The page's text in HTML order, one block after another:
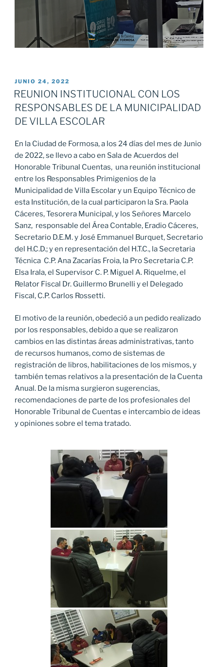
PUBLICADO
EL
JUNIO 24, 2022
REUNION INSTITUCIONAL CON LOS
RESPONSABLES DE LA MUNICIPALIDAD
DE VILLA ESCOLAR
En la Ciudad de Formosa, a los 24 días del mes de Junio
de 2022, se llevo a cabo en Sala de Acuerdos del
Honorable Tribunal Cuentas, una reunión institucional
entre los Responsables Primigenios de la
Municipalidad de Villa Escolar y un Equipo Técnico de
esta Institución, de la cual participaron la Sra. Paola
Cáceres, Tesorera Municipal, y los Señores Marcelo
Sanz, responsable del Área Contable, Eradio Cáceres,
Secretario D.E.M. y José Emmanuel Burquet, Secretario
del H.C.D.; y en representación del H.T.C., la Secretaria
Técnica C.P. Ana Zacarías Froia, la Pro Secretaria C.P.
Elsa Irala, el Supervisor C. P. Miguel A. Riquelme, el
Relator Fiscal Dr. Guillermo Brunelli y el Delegado
Fiscal, C.P. Carlos Rossetti.
El motivo de la reunión, obedeció a un pedido realizado
por los responsables, debido a que se realizaron
cambios en las distintas áreas administrativas, tanto
de recursos humanos, como de sistemas de
registración de libros, habilitaciones de los mismos, y
también temas relativos a la presentación de la Cuenta
Anual. De la misma surgieron sugerencias,
recomendaciones de parte de los profesionales del
Honorable Tribunal de Cuentas e intercambio de ideas
y opiniones sobre el tema tratado.